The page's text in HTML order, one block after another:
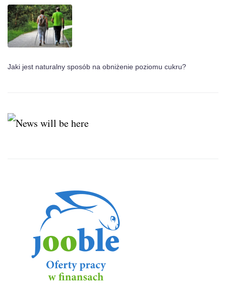
Jaki jest naturalny sposób na obniżenie poziomu cukru?